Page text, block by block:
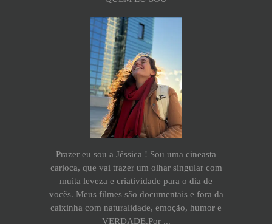
Prazer eu sou a Jéssica ! Sou uma cineasta
carioca, que vai trazer um olhar singular com
muita leveza e criatividade para o dia de
vocês. Meus filmes são documentais e fora da
caixinha com naturalidade, emoção, humor e
VERDADE.Por ...